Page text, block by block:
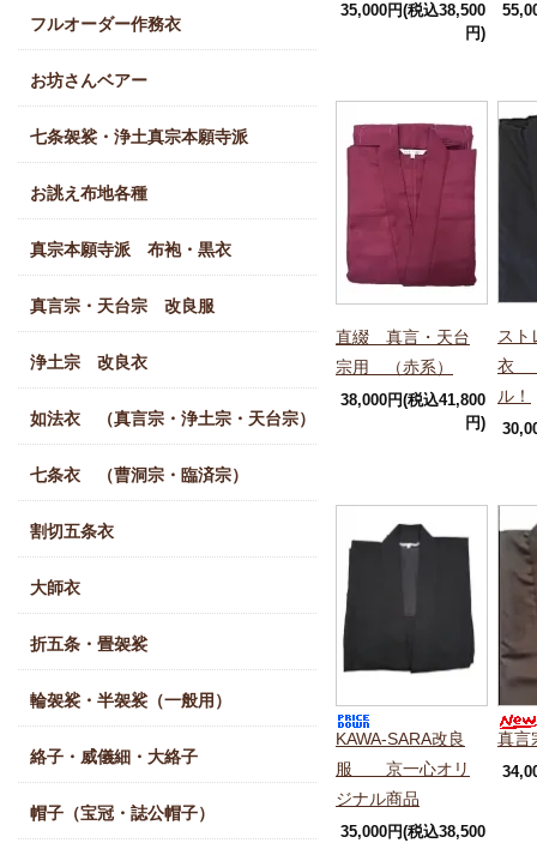
フルオーダー作務衣
お坊さんベアー
七条袈裟・浄土真宗本願寺派
お誂え布地各種
真宗本願寺派 布袍・黒衣
真言宗・天台宗 改良服
浄土宗 改良衣
如法衣 （真言宗・浄土宗・天台宗）
七条衣 （曹洞宗・臨済宗）
割切五条衣
大師衣
折五条・畳袈裟
輪袈裟・半袈裟（一般用）
絡子・威儀細・大絡子
帽子（宝冠・誌公帽子）
35,000円(税込38,500
円)
直綴 真言・天台
宗用 （赤系）
38,000円(税込41,800
円)
スト
衣
ル！
KAWA-SARA改良
服 京一心オリ
ジナル商品
35,000円(税込38,500
真言